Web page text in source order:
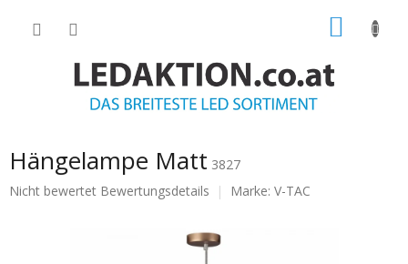
Hängelampe Matt 3827
Die
Nicht bewertet Bewertungsdetails Marke: V-TAC